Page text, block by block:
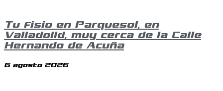
Tu fisio en Parquesol, en
Valladolid, muy cerca de la Calle
Hernando de Acuña
6 agosto 2026